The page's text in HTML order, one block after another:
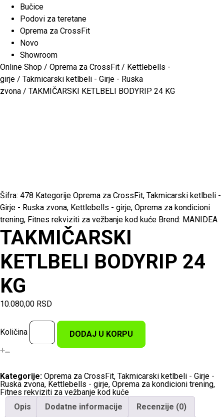
Bučice
Podovi za teretane
Oprema za CrossFit
Novo
Showroom
Online Shop / Oprema za CrossFit / Kettlebells -
girje / Takmicarski ketlbeli - Girje - Ruska
zvona / TAKMIČARSKI KETLBELI BODYRIP 24 KG
Šifra: 478 Kategorije Oprema za CrossFit, Takmicarski ketlbeli -
Girje - Ruska zvona, Kettlebells - girje, Oprema za kondicioni
trening, Fitnes rekviziti za vežbanje kod kuće Brend: MANIDEA
TAKMIČARSKI
KETLBELI BODYRIP 24
KG
10.080,00 RSD
Količina DODAJ U KORPU
Kategorije: Oprema za CrossFit, Takmicarski ketlbeli - Girje -
Ruska zvona, Kettlebells - girje, Oprema za kondicioni trening,
Fitnes rekviziti za vežbanje kod kuće
Opis
Dodatne informacije Recenzije (0)